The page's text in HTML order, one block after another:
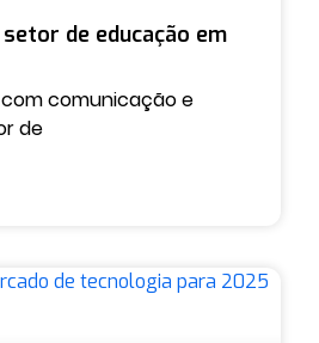
de educação em
comunicação e
de